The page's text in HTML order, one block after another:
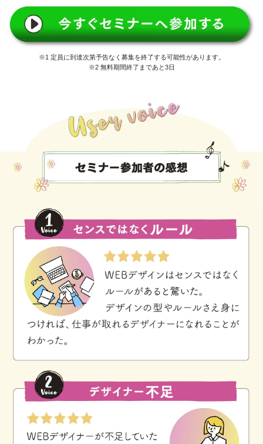
※1 定員に到達次第予告なく募集を終了する可能性があります。
※2 無料期間終了まであと3日